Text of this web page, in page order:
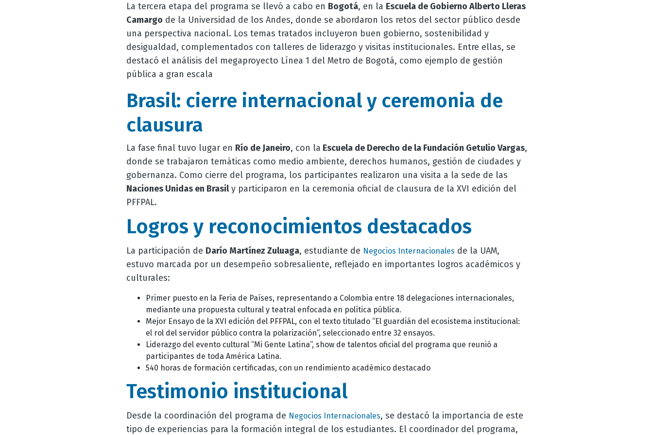
La tercera etapa del programa se llevó a cabo en Bogotá, en la Escuela de Gobierno Alberto Lleras
Camargo de la Universidad de los Andes, donde se abordaron los retos del sector público desde
una perspectiva nacional. Los temas tratados incluyeron buen gobierno, sostenibilidad y
desigualdad, complementados con talleres de liderazgo y visitas institucionales. Entre ellas, se
destacó el análisis del megaproyecto Línea 1 del Metro de Bogotá, como ejemplo de gestión
pública a gran escala
Brasil: cierre internacional y ceremonia de
clausura
La fase final tuvo lugar en Río de Janeiro, con la Escuela de Derecho de la Fundación Getulio Vargas,
donde se trabajaron temáticas como medio ambiente, derechos humanos, gestión de ciudades y
gobernanza. Como cierre del programa, los participantes realizaron una visita a la sede de las
Naciones Unidas en Brasily participaron en la ceremonia oficial de clausura de la XVI edición del
PFFPAL.
Logros y reconocimientos destacados
La participación de Darío Martínez Zuluaga, estudiante de Negocios Internacionales de la UAM,
estuvo marcada por un desempeño sobresaliente, reflejado en importantes logros académicos y
culturales:
Primer puesto en la Feria de Países, representando a Colombia entre 18 delegaciones internacionales,
mediante una propuesta cultural y teatral enfocada en política pública.
Mejor Ensayo de la XVI edición del PFFPAL, con el texto titulado “El guardián del ecosistema institucional:
el rol del servidor público contra la polarización”, seleccionado entre 32 ensayos.
Liderazgo del evento cultural “Mi Gente Latina”, show de talentos oficial del programa que reunió a
participantes de toda América Latina.
540 horas de formación certificadas, con un rendimiento académico destacado
Testimonio institucional
Desde la coordinación del programa de Negocios Internacionales, se destacó la importancia de este
tipo de experiencias para la formación integral de los estudiantes. El coordinador del programa,